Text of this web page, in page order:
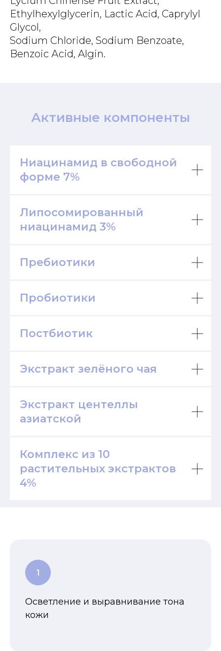
Ethylhexylglycerin, Lactic Acid, Caprylyl
Glycol,
Sodium Chloride, Sodium Benzoate,
Benzoic Аcid, Algin.
Активные компоненты
Ниацинамид в свободной
форме 7%
Липосомированный
ниацинамид 3%
Пребиотики
Пробиотики
Постбиотик
Экстракт зелёного чая
Экстракт центеллы
азиатской
Комплекс из 10
растительных экстрактов
4%
Осветление и выравнивание тона
кожи